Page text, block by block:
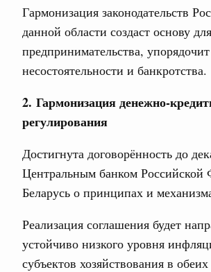
Гармонизация законодательств
данной области создаст основу
предпринимательства,
несостоятельности и банкротства.
2. Гармонизация денежно-
регулирования
Достигнута договорённость до
Центральным банком
Беларусь о принципах и
Реализация соглашения будет
устойчиво низкого уровня
субъектов хозяйствования в
Развитие сельских территорий
Синхронизация
поддержки сельских
Экономика городов. Городская среда
«Единый заказчик»
и реконструкцию более
Чрезвычайные ситуации и ликвидация их
провёл заседание
чрезвычайной